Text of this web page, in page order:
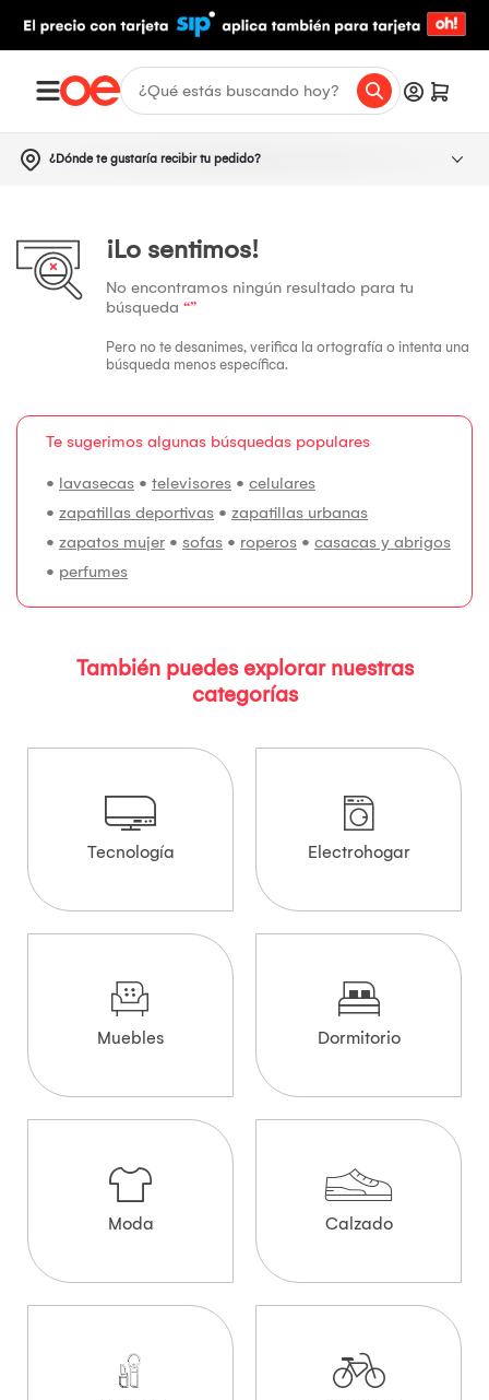
¿Dónde te gustaría recibir tu pedido?
¡Lo sentimos!
No encontramos ningún resultado para tu
búsqueda “”
Pero no te desanimes, verifica la ortografía o intenta una
búsqueda menos específica.
Te sugerimos algunas búsquedas populares
• lavasecas • televisores • celulares
• zapatillas deportivas • zapatillas urbanas
• zapatos mujer • sofas • roperos • casacas y abrigos
• perfumes
También puedes explorar nuestras
categorías
Tecnología Electrohogar
Muebles Dormitorio
Moda Calzado